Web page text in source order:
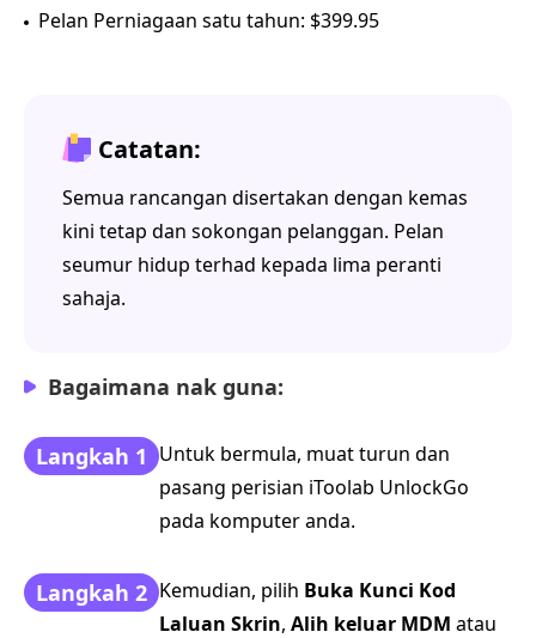
Pelan Perniagaan satu tahun: $399.95
Catatan:
Semua rancangan disertakan dengan kemas
kini tetap dan sokongan pelanggan. Pelan
seumur hidup terhad kepada lima peranti
sahaja.
Bagaimana nak guna:
Langkah 1 Untuk bermula, muat turun dan
pasang perisian iToolab UnlockGo
pada komputer anda.
Langkah 2 Kemudian, pilih Buka Kunci Kod
Laluan Skrin, Alih keluar MDM atau